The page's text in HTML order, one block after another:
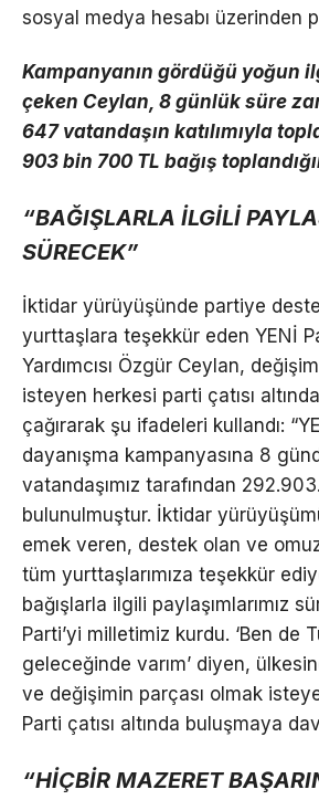
sosyal medya hesabı üzerinden
Kampanyanın gördüğü yoğun
çeken Ceylan, 8 günlük süre
647 vatandaşın katılımıyla
903 bin 700 TL bağış
“BAĞIŞLARLA İLGİLİ
SÜRECEK”
İktidar yürüyüşünde partiye
yurttaşlara teşekkür eden YENİ
Yardımcısı Özgür Ceylan,
isteyen herkesi parti çatısı
çağırarak şu ifadeleri kullandı:
dayanışma kampanyasına 8
vatandaşımız tarafından
bulunulmuştur. İktidar
emek veren, destek olan ve
tüm yurttaşlarımıza teşekkür
bağışlarla ilgili paylaşımlarımız
Parti’yi milletimiz kurdu. ‘Ben de
geleceğinde varım’ diyen,
ve değişimin parçası olmak
Parti çatısı altında buluşmaya
“HİÇBİR MAZERET